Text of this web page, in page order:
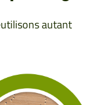
autant